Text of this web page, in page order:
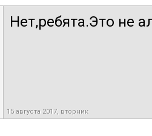
Нет,ребята.Это не
15 августа 2017, вторник